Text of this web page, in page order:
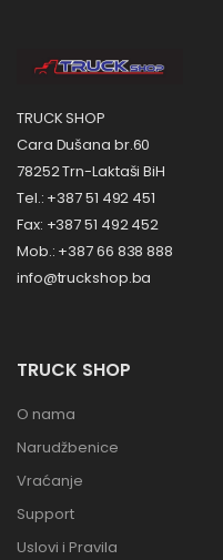
TRUCK SHOP
Cara Dušana br.60
78252 Trn-Laktaši BiH
Tel.: +387 51 492 451
Fax: +387 51 492 452
Mob.: +387 66 838 888
info@truckshop.ba
TRUCK SHOP
O nama
Narudžbenice
Vraćanje
Support
Uslovi i Pravila